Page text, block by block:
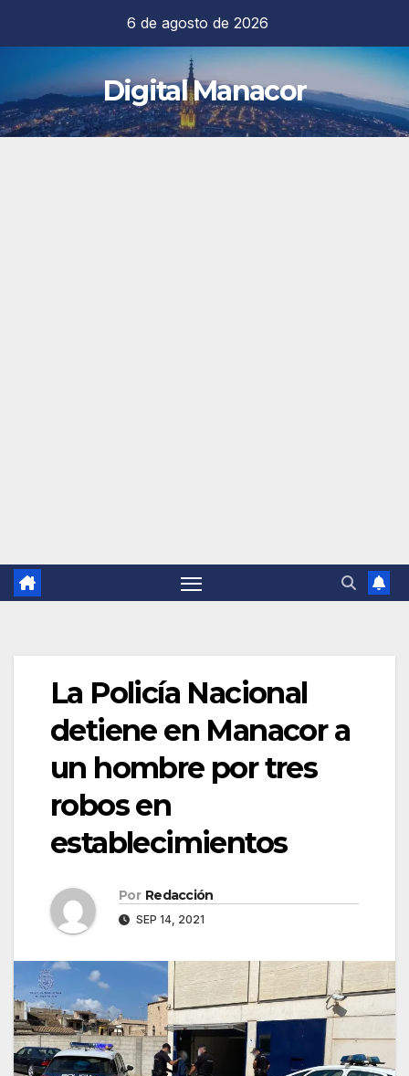
contenido
6 de agosto de 2026
Digital Manacor
La Policía Nacional
detiene en Manacor a
un hombre por tres
robos en
establecimientos
Por Redacción
SEP 14, 2021